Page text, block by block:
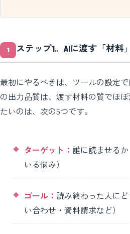
ステップ1。AIに渡す「材料
最初にやるべきは、ツールの設定
の出力品質は、渡す材料の質でほ
たいのは、次の5つです。
ターゲット： 誰に読ませる
いる悩み）
ゴール： 読み終わった人に
い合わせ・資料請求など）